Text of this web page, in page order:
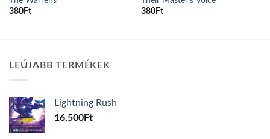
380Ft
380Ft
LEÚJABB TERMÉKEK
Lightning Rush
16.500Ft